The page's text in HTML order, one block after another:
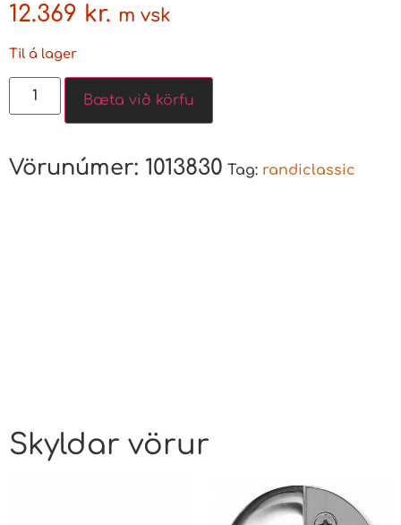
12.369 kr. m vsk
Til á lager
Bæta við körfu
Vörunúmer: 1013830 Tag: randiclassic
Skyldar vörur